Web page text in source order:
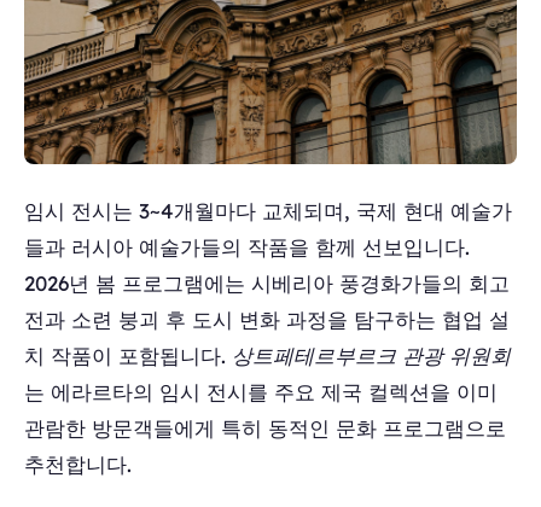
임시 전시는 3~4개월마다 교체되며, 국제 현대 예술가
들과 러시아 예술가들의 작품을 함께 선보입니다.
2026년 봄 프로그램에는 시베리아 풍경화가들의 회고
전과 소련 붕괴 후 도시 변화 과정을 탐구하는 협업 설
치 작품이 포함됩니다. 상트페테르부르크 관광 위원회
는 에라르타의 임시 전시를 주요 제국 컬렉션을 이미
관람한 방문객들에게 특히 동적인 문화 프로그램으로
추천합니다.